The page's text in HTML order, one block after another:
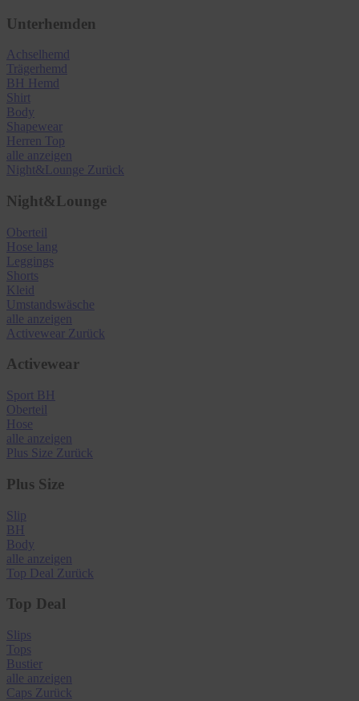
Unterhemden
Achselhemd
Trägerhemd
BH Hemd
Shirt
Body
Shapewear
Herren Top
alle anzeigen
Night&Lounge Zurück
Night&Lounge
Oberteil
Hose lang
Leggings
Shorts
Kleid
Umstandswäsche
alle anzeigen
Activewear Zurück
Activewear
Sport BH
Oberteil
Hose
alle anzeigen
Plus Size Zurück
Plus Size
Slip
BH
Body
alle anzeigen
Top Deal Zurück
Top Deal
Slips
Tops
Bustier
alle anzeigen
Caps Zurück